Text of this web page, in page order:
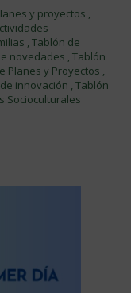
y proyectos ,
, Tablón de
novedades , Tablón
Planes y Proyectos ,
innovación , Tablón
Socioculturales